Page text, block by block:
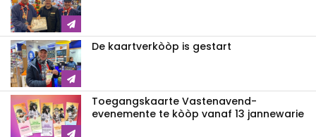
De kaartverkòòp is gestart
Toegangskaarte Vastenavend-
evenemente te kòòp vanaf 13 jannewarie